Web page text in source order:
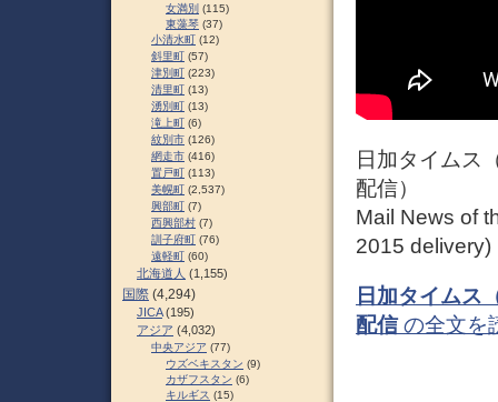
日加タイムス
配信）
Mail News of
2015 delivery)
日加タイムス
配信の全文を
女満別 (115)
東藻琴 (37)
小清水町 (12)
斜里町 (57)
津別町 (223)
清里町 (13)
湧別町 (13)
滝上町 (6)
紋別市 (126)
網走市 (416)
置戸町 (113)
美幌町 (2,537)
興部町 (7)
西興部村 (7)
訓子府町 (76)
遠軽町 (60)
北海道人 (1,155)
国際 (4,294)
JICA(195)
アジア (4,032)
中央アジア (77)
ウズベキスタン (9)
カザフスタン (6)
キルギス (15)